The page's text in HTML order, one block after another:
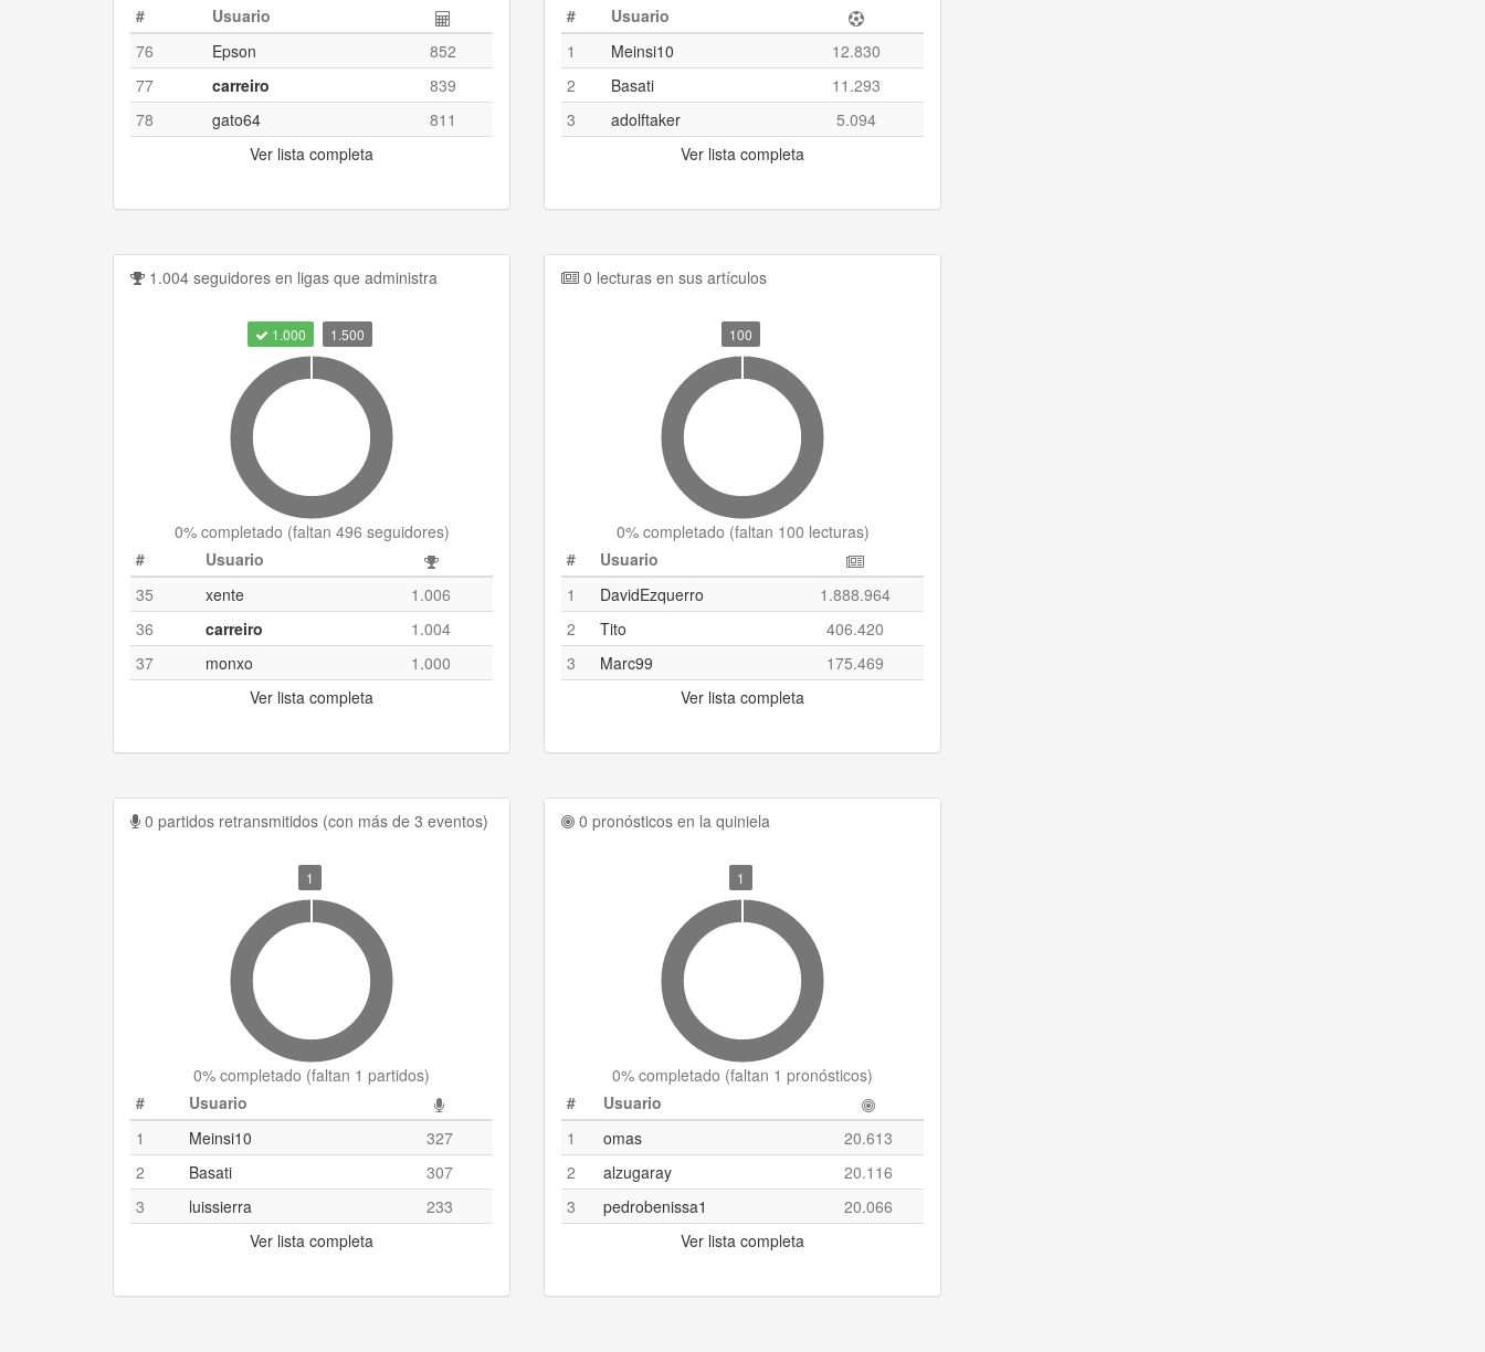
#
Usuario
76
Epson
852
77
carreiro
839
78
gato64
811
Ver lista completa
#
Usuario
1
Meinsi10
12.830
2
Basati
11.293
3
adolftaker
5.094
Ver lista completa
1.004 seguidores en ligas que administra
1.000 1.500
0% completado (faltan 496 seguidores)
#
Usuario
35
xente
1.006
36
carreiro
1.004
37
monxo
1.000
Ver lista completa
0 lecturas en sus artículos
100
0% completado (faltan 100 lecturas)
#
Usuario
1
DavidEzquerro
1.888.964
2
Tito
406.420
3
Marc99
175.469
Ver lista completa
0 partidos retransmitidos (con más de 3 eventos)
1
0% completado (faltan 1 partidos)
#
Usuario
1
Meinsi10
327
2
Basati
307
3
luissierra
233
Ver lista completa
0 pronósticos en la quiniela
1
0% completado (faltan 1 pronósticos)
#
Usuario
1
omas
20.613
2
alzugaray
20.116
3
pedrobenissa1
20.066
Ver lista completa